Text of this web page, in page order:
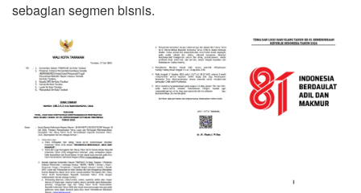
sebagian segmen bisnis.